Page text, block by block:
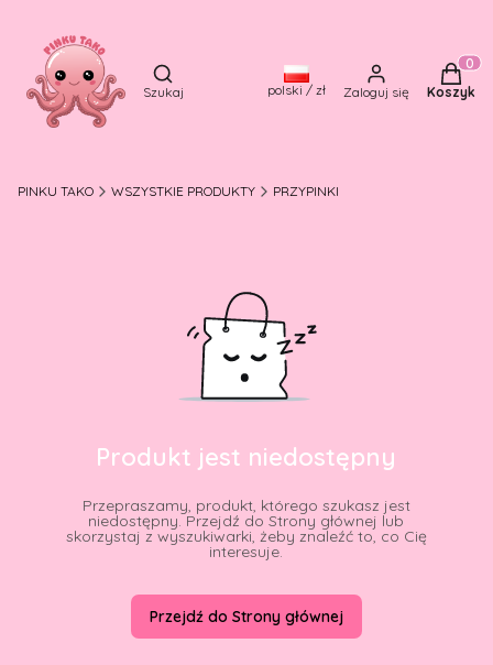
Otwórz wyszukiwarkę
Szukaj polski / zł Zaloguj się Koszyk
PINKU TAKO WSZYSTKIE PRODUKTY PRZYPINKI
Produkt jest niedostępny
Przepraszamy, produkt, którego szukasz jest
niedostępny. Przejdź do Strony głównej lub
skorzystaj z wyszukiwarki, żeby znaleźć to, co Cię
interesuje.
Przejdź do Strony głównej